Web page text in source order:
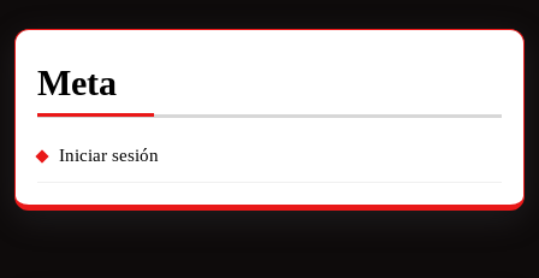
Meta
Iniciar sesión